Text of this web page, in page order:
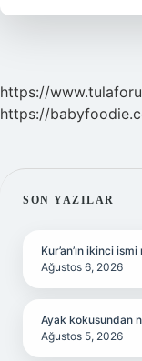
https://
https://
SON YAZILAR
Kur’an’ın ikinci
Ağustos 6, 2026
Ayak kokusundan
Ağustos 5, 2026